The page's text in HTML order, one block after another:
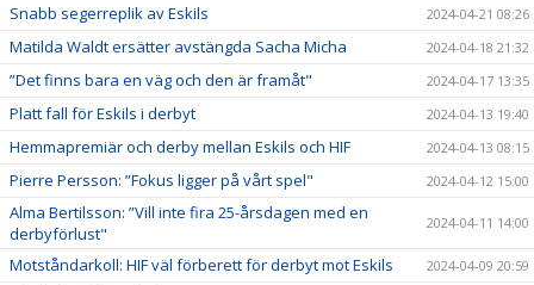
Snabb segerreplik av Eskils 2024-04-21 08:26
Matilda Waldt ersätter avstängda Sacha Micha 2024-04-18 21:32
”Det finns bara en väg och den är framåt" 2024-04-17 13:35
Platt fall för Eskils i derbyt 2024-04-13 19:40
Hemmapremiär och derby mellan Eskils och HIF 2024-04-13 08:15
Pierre Persson: ”Fokus ligger på vårt spel" 2024-04-12 15:00
Alma Bertilsson: ”Vill inte fira 25-årsdagen med en
derbyförlust"
2024-04-11 14:00
Motståndarkoll: HIF väl förberett för derbyt mot Eskils 2024-04-09 20:59